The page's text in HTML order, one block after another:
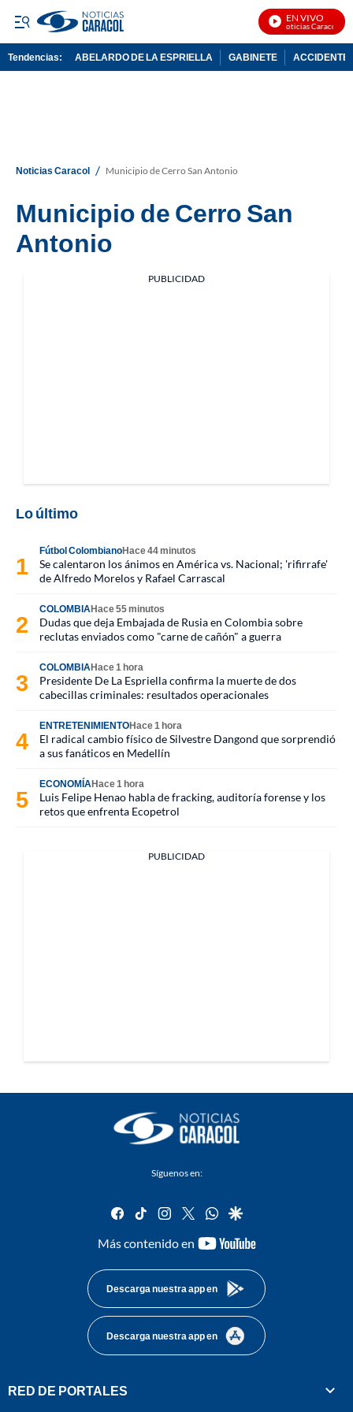
EN VIVO
Noticias Caracol En
Tendencias: ABELARDO DE LA ESPRIELLA GABINETE ACCIDENTE
Noticias Caracol / Municipio de Cerro San Antonio
Municipio de Cerro San
Antonio
PUBLICIDAD
Lo último
Fútbol ColombianoHace 44 minutos
Se calentaron los ánimos en América vs. Nacional; 'rifirrafe'
de Alfredo Morelos y Rafael Carrascal
COLOMBIAHace 55 minutos
Dudas que deja Embajada de Rusia en Colombia sobre
reclutas enviados como "carne de cañón" a guerra
COLOMBIAHace 1 hora
Presidente De La Espriella confirma la muerte de dos
cabecillas criminales: resultados operacionales
ENTRETENIMIENTOHace 1 hora
El radical cambio físico de Silvestre Dangond que sorprendió
a sus fanáticos en Medellín
ECONOMÍAHace 1 hora
Luis Felipe Henao habla de fracking, auditoría forense y los
retos que enfrenta Ecopetrol
PUBLICIDAD
Síguenos en:
facebook
tiktok instagram
twitterwhatsapp
google
Más contenido en
youtube-
Descarga nuestra app en
Descarga nuestra app en
RED DE PORTALES